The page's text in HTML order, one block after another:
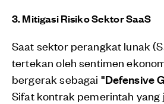
3. Mitigasi Risiko Sektor SaaS
Saat sektor perangkat lunak
tertekan oleh sentimen
bergerak sebagai "Defensive
Sifat kontrak pemerintah yang